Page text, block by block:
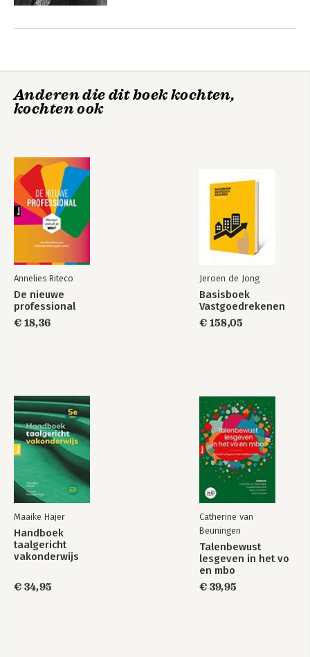
ego. Geschoold als econoom benadert
Andere boeken door Lotte
Stoppen met
piekeren
Bekijk alle boeken
Anderen die dit boek kochten,
kochten ook
Annelies Riteco
De nieuwe
professional
€ 18,36
Jeroen de Jong
Basisboek
Vastgoedrekenen
€ 158,05
Maaike Hajer
Handboek
taalgericht
vakonderwijs
€ 34,95
Catherine van
Beuningen
Talenbewust
lesgeven in het vo
en mbo
€ 39,95